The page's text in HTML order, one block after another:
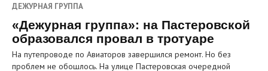
ДЕЖУРНАЯ ГРУППА
«Дежурная группа»: на Пастеровской
образовался провал в тротуаре
На путепроводе по Авиаторов завершился ремонт. Но без
проблем не обошлось. На улице Пастеровская очередной